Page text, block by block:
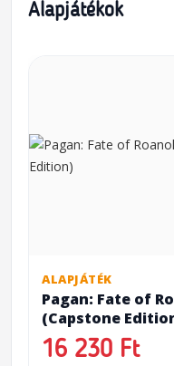
Alapjátékok
ALAPJÁTÉK
Pagan: Fate of
(Capstone
16 230 Ft